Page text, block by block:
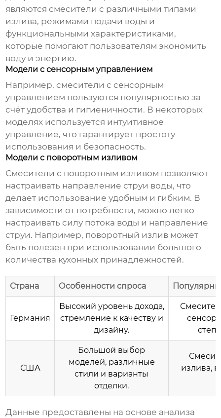
являются смесители с различными типами
излива, режимами подачи воды и
функциональными характеристиками,
которые помогают пользователям экономить
воду и энергию.
Модели с сенсорным управлением
Например, смесители с сенсорным
управлением пользуются популярностью за
счёт удобства и гигиеничности. В некоторых
моделях используется интуитивное
управление, что гарантирует простоту
использования и безопасность.
Модели с поворотным изливом
Смесители с поворотным изливом позволяют
настраивать направление струи воды, что
делает использование удобным и гибким. В
зависимости от потребности, можно легко
настраивать силу потока воды и направление
струи. Например, поворотный излив может
быть полезен при использовании большого
количества кухонных принадлежностей.
Страна Особенности спроса
Германия
Высокий уровень дохода,
стремление к качеству и
дизайну.
США
Большой выбор
моделей, различные
стили и варианты
отделки.
излива,
Данные предоставлены на основе анализа